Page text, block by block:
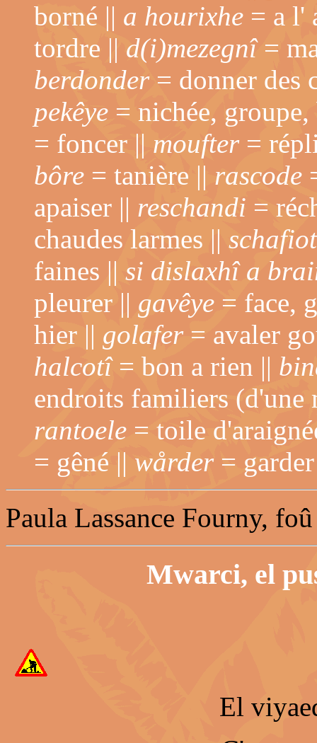
borné || a hourixhe = a l'
tordre || d(i)mezegnî=
berdonder= donner des
pekêye = nichée,
= foncer || moufter=
bôre = tanière || rascode
apaiser || reschandi =
chaudes larmes ||
faines || si dislaxhî a
pleurer || gavêye = face,
hier || golafer= avaler
halcotî= bon a rien ||
endroits familiers (d'une
rantoele = toile
= gêné || wårder=
Paula Lassance Fourny,
Mwarci, el
El